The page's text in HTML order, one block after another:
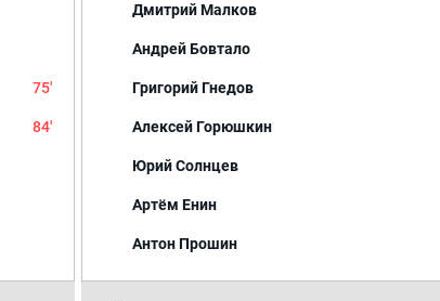
75'
84'
Дмитрий Малков
Андрей Бовтало
Григорий Гнедов
Алексей Горюшкин
Юрий Солнцев
Артём Енин
Антон Прошин